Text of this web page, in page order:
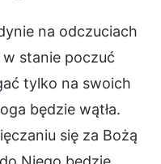
na odczuciach
stanie poczuć
tylko na swoich
będzie wątła.
się za Bożą